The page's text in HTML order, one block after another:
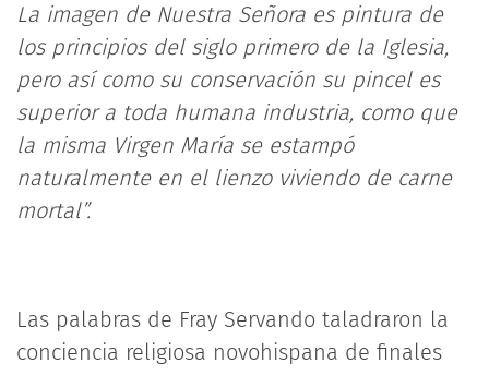
La imagen de Nuestra Señora es pintura de
los principios del siglo primero de la Iglesia,
pero así como su conservación su pincel es
superior a toda humana industria, como que
la misma Virgen María se estampó
naturalmente en el lienzo viviendo de carne
mortal”.
Las palabras de Fray Servando taladraron la
conciencia religiosa novohispana de finales